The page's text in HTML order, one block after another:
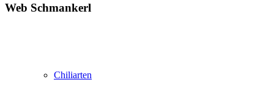
Chiliarten
Web Schmankerl